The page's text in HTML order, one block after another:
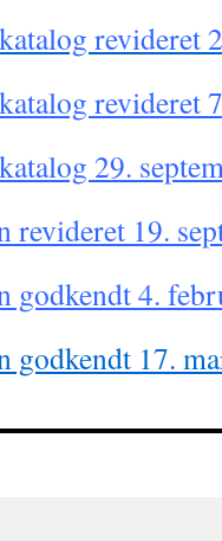
revideret
revideret
29.
revideret 19.
godkendt 4.
godkendt 17.